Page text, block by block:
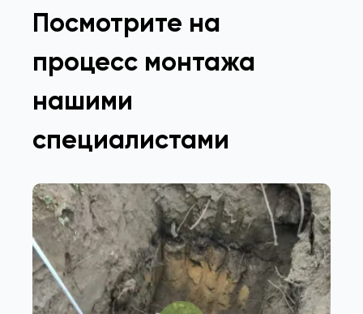
Посмотрите на
процесс монтажа
нашими
специалистами